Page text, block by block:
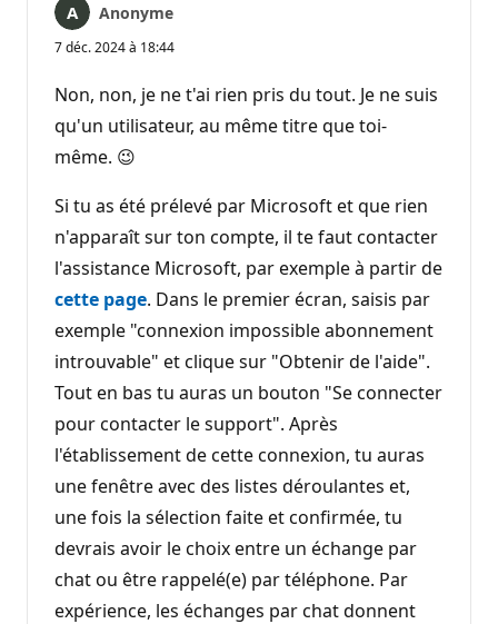
Anonyme
7 déc. 2024 à 18:44
Non, non, je ne t'ai rien pris du tout. Je ne suis
qu'un utilisateur, au même titre que toi-
même. 😉
Si tu as été prélevé par Microsoft et que rien
n'apparaît sur ton compte, il te faut contacter
l'assistance Microsoft, par exemple à partir de
cette page. Dans le premier écran, saisis par
exemple "connexion impossible abonnement
introuvable" et clique sur "Obtenir de l'aide".
Tout en bas tu auras un bouton "Se connecter
pour contacter le support". Après
l'établissement de cette connexion, tu auras
une fenêtre avec des listes déroulantes et,
une fois la sélection faite et confirmée, tu
devrais avoir le choix entre un échange par
chat ou être rappelé(e) par téléphone. Par
expérience, les échanges par chat donnent